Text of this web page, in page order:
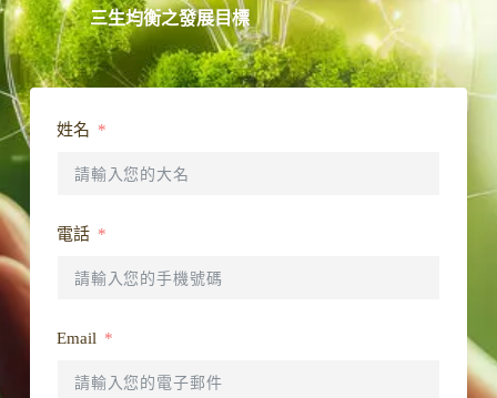
三生均衡之發展目標
姓名
電話
Email